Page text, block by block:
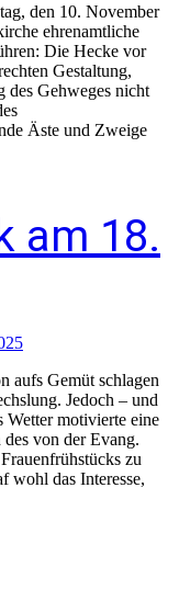
den 10. November
ehrenamtliche
Die Hecke vor
Gestaltung,
des Gehweges nicht
Äste und Zweige
am 18.
aufs Gemüt schlagen
Jedoch – und
Wetter motivierte eine
von der Evang.
zu
wohl das Interesse,